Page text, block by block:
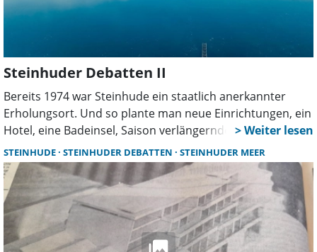
Steinhuder Debatten II
Bereits 1974 war Steinhude ein staatlich anerkannter
Erholungsort. Und so plante man neue Einrichtungen, ein
Hotel, eine Badeinsel, Saison verlängernde Angebote und
sehnte sich gleichzeitig nach einem Verkehrskonzept. Ein
Blick in die damalige Berichterstattung gleicht in vielen
Bereichen einem Déjà vu.
STEINHUDE STEINHUDER DEBATTEN STEINHUDER MEER